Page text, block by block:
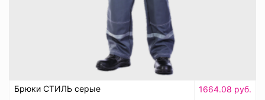
Брюки СТИЛЬ серые
1664.08 руб.